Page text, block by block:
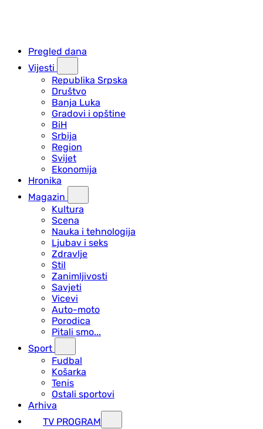
Pregled dana
Vijesti
Republika Srpska
Društvo
Banja Luka
Gradovi i opštine
BiH
Srbija
Region
Svijet
Ekonomija
Hronika
Magazin
Kultura
Scena
Nauka i tehnologija
Ljubav i seks
Zdravlje
Stil
Zanimljivosti
Savjeti
Vicevi
Auto-moto
Porodica
Pitali smo...
Sport
Fudbal
Košarka
Tenis
Ostali sportovi
Arhiva
TV PROGRAM